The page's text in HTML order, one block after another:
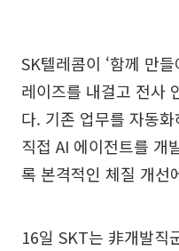
SK텔레콤이 ‘함께 만
레이즈를 내걸고 전사
다. 기존 업무를 자동
직접 AI 에이전트를 개
록 본격적인 체질 개선
16일 SKT는 非개발직